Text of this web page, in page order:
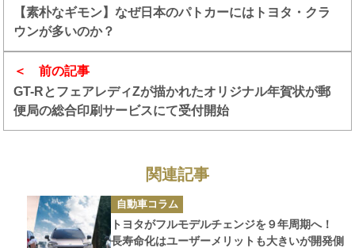
前の記事
GT-RとフェアレディZが描かれたオリジナル年賀状が郵
便局の総合印刷サービスにて受付開始
【素朴なギモン】なぜ日本のパトカーにはトヨタ・クラ
ウンが多いのか？
関連記事
カ
テ
ゴ
リ
ー
自動車コラム
トヨタがフルモデルチェンジを９年周期へ！
長寿命化はユーザーメリットも大きいが開発側